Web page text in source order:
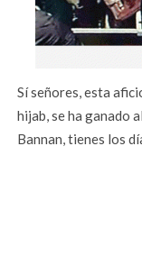
Sí señores, esta
hijab, se ha ganado
Bannan, tienes los